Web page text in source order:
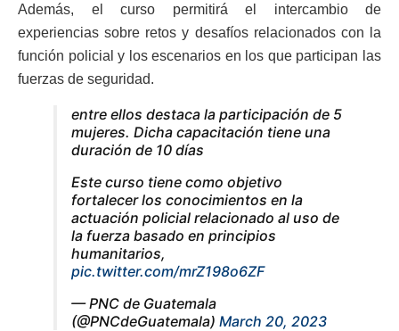
Además, el curso permitirá el intercambio de
experiencias sobre retos y desafíos relacionados con la
función policial y los escenarios en los que participan las
fuerzas de seguridad.
entre ellos destaca la participación de 5
mujeres. Dicha capacitación tiene una
duración de 10 días
Este curso tiene como objetivo
fortalecer los conocimientos en la
actuación policial relacionado al uso de
la fuerza basado en principios
humanitarios,
pic.twitter.com/mrZ198o6ZF
— PNC de Guatemala
(@PNCdeGuatemala) March 20, 2023